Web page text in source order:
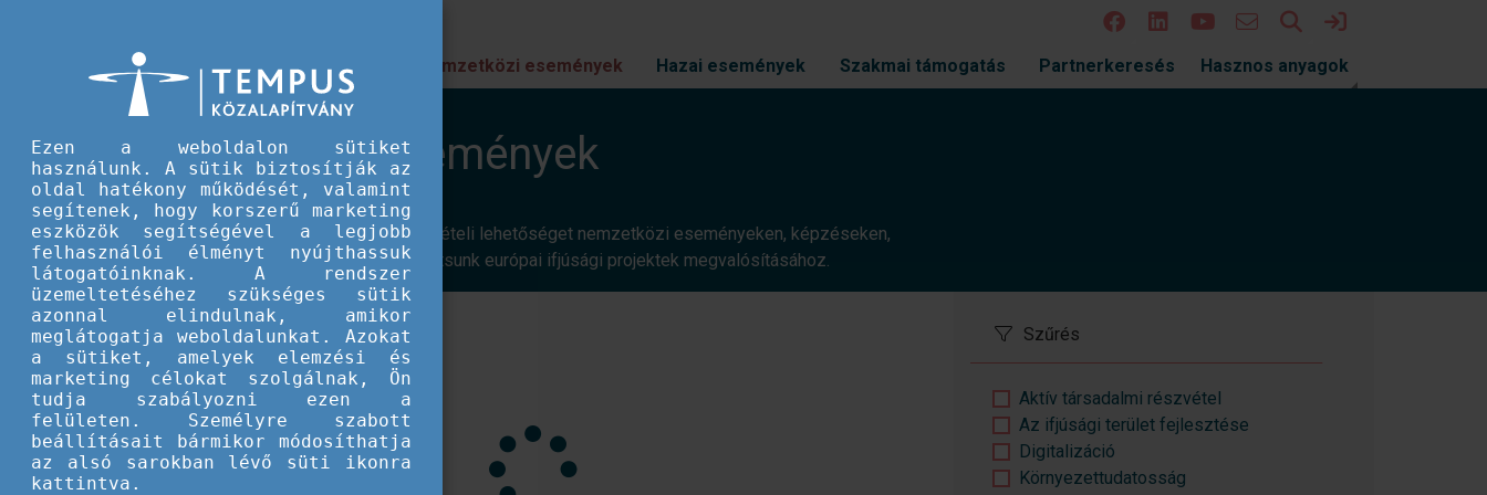
Keresés
Prioritások Nemzetközi események Hazai események Szakmai támogatás Partnerkeresés Hasznos anyagok
EU IFJÚSÁG Nemzetközi események
Nemzetközi események
Ifjúsági szakembereknek kínálunk részvételi lehetőséget nemzetközi eseményeken, képzéseken,
szemináriumokon, hogy támogatást nyújtsunk európai ifjúsági projektek megvalósításához.
Szűrés
Aktív társadalmi részvétel
Az ifjúsági terület fejlesztése
Digitalizáció
Környezettudatosság
Ezen a weboldalon sütiket
használunk. A sütik biztosítják az
oldal hatékony működését, valamint
segítenek, hogy korszerű marketing
eszközök segítségével a legjobb
felhasználói élményt nyújthassuk
látogatóinknak. A rendszer
üzemeltetéséhez szükséges sütik
azonnal elindulnak, amikor
meglátogatja weboldalunkat. Azokat
a sütiket, amelyek elemzési és
marketing célokat szolgálnak, Ön
tudja szabályozni ezen a
felületen. Személyre szabott
beállításait bármikor módosíthatja
az alsó sarokban lévő süti ikonra
kattintva.